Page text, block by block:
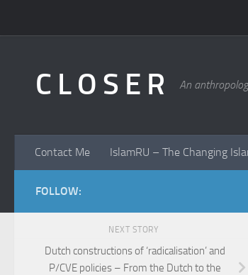
C L O S E R An
Contact Me IslamRU – The Changing
FOLLOW:
NEXT STORY
Dutch constructions of ‘radicalisation’ and
P/CVE policies – From the Dutch to the